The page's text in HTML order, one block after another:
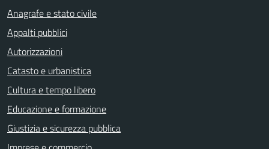
Anagrafe e stato civile
Appalti pubblici
Autorizzazioni
Catasto e urbanistica
Cultura e tempo libero
Educazione e formazione
Giustizia e sicurezza pubblica